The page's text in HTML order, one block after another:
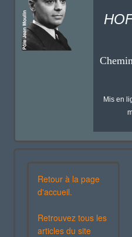
Mis en
Retour à la page
d'accueil.
Retrouvez tous les
articles du site